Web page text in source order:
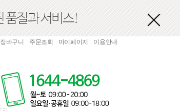
장바구니 주문조회 마이페이지 이용안내